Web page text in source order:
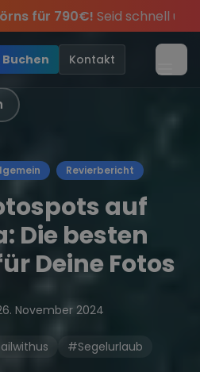
Am 05.09 alle Youngline-
Meilenbuch und Deine
Insider-Tippsund
Season Closing Party
Buchen Kontakt
Revierbericht
auf
Die besten
Deine Fotos
November 2024
#Segelurlaub